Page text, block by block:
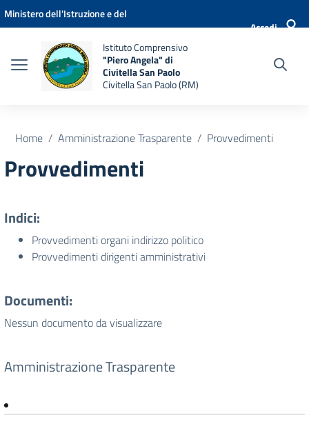
Vai ai contenuti
Vai al menu di navigazione
Vai al footer
Ministero dell'Istruzione e del
Accedi
Istituto Comprensivo
"Piero Angela" di
Civitella San Paolo
Civitella San Paolo (RM)
Home Amministrazione Trasparente Provvedimenti
Provvedimenti
Indici:
Provvedimenti organi indirizzo politico
Provvedimenti dirigenti amministrativi
Documenti:
Nessun documento da visualizzare
Amministrazione Trasparente